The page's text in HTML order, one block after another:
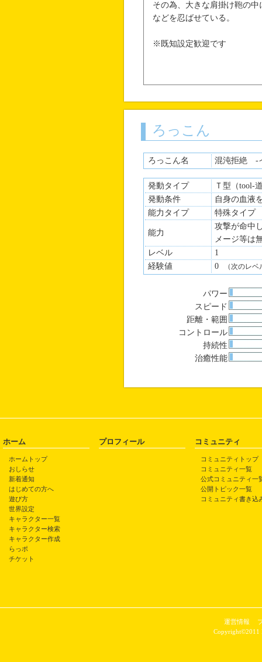
その為、大きな肩掛け鞄の
などを忍ばせている。
※既知設定歓迎です
ろっこん
ろっこん名 混沌拒絶 -
発動タイプ
Ｔ型（tool-
発動条件
自身の血液
能力タイプ
特殊タイプ
能力
攻撃が命中
メージ等は
レベル
1
経験値
0 （次のレ
パワー
スピード
距離・範囲
コントロール
持続性
治癒性能
ホーム
ホームトップ
おしらせ
新着通知
はじめての方へ
遊び方
世界設定
キャラクター一覧
キャラクター検索
キャラクター作成
らっポ
チケット
プロフィール コミュニティ
コミュニティトップ
コミュニティ一覧
公式コミュニティ一
公開トピック一覧
コミュニティ書き込
運営情報
Copyright©2011